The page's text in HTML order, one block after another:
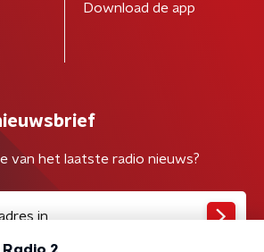
Download de app
van het laatste radio nieuws?